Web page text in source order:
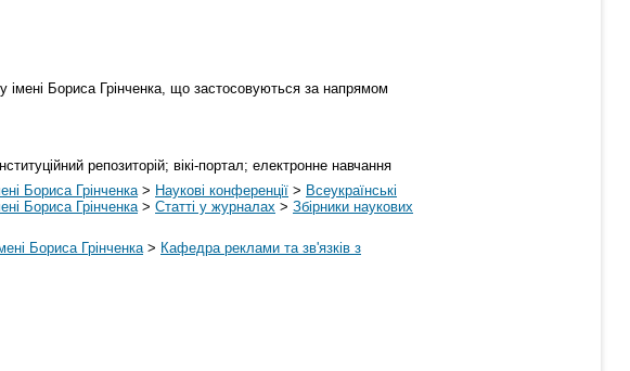
імені Бориса Грінченка, що застосовуються за напрямом
репозиторій; вікі-портал; електронне навчання
Бориса Грінченка > Наукові конференції > Всеукраїнські
Бориса Грінченка > Статті у журналах > Збірники наукових
Бориса Грінченка > Кафедра реклами та зв'язків з